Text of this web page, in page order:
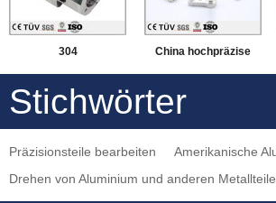
304
， DMG-5-Achsen-
Fräsen von
Compound-
Bearbeitungsmaschinen
China hochpräzise
Aluminiumteilen
Stichwörter
Präzisionsteile bearbeiten
Amerikanische
Drehen von Aluminium und anderen